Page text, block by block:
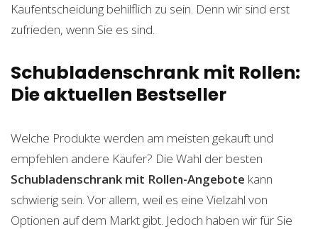
Kaufentscheidung behilflich zu sein. Denn wir sind erst
zufrieden, wenn Sie es sind.
Schubladenschrank mit Rollen:
Die aktuellen Bestseller
Welche Produkte werden am meisten gekauft und
empfehlen andere Käufer? Die Wahl der besten
Schubladenschrank mit Rollen-Angebote kann
schwierig sein. Vor allem, weil es eine Vielzahl von
Optionen auf dem Markt gibt. Jedoch haben wir für Sie